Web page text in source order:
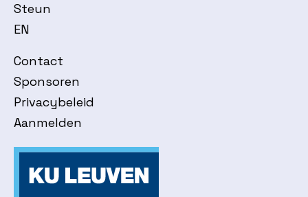
Steun
EN
Contact
Sponsoren
Privacybeleid
Aanmelden